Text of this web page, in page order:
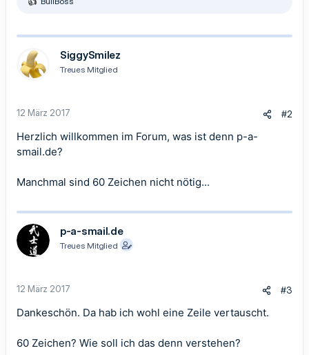
R
k
i
o
SiggySmilez
Treues Mitglied
12 März 2017 #2
Herzlich willkommen im Forum, was ist denn p-a-
smail.de?
Manchmal sind 60 Zeichen nicht nötig...
p-a-smail.de
Treues Mitglied
12 März 2017 #3
Dankeschön. Da hab ich wohl eine Zeile vertauscht.
60 Zeichen? Wie soll ich das denn verstehen?